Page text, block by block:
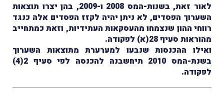
לאור זאת, בשנות-המס 2008 ו-2009, בהן יצרו תוצאות
השערוך הפסדים, לא ניתן יהיה לקזז הפסדים אלה כנגד
רווחי ההון שנצמחו מהעסקאות העתידיות, וזאת כמתחייב
מהוראות סעיף 28(א) לפקודה.
ואילו ההכנסות שנבעו למערערת מתוצאות השערוך
בשנת-המס 2010 תיחשבנה להכנסה לפי סעיף 2(4)
לפקודה.